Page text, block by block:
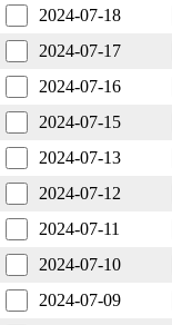
2024-07-18
2024-07-17
2024-07-16
2024-07-15
2024-07-13
2024-07-12
2024-07-11
2024-07-10
2024-07-09